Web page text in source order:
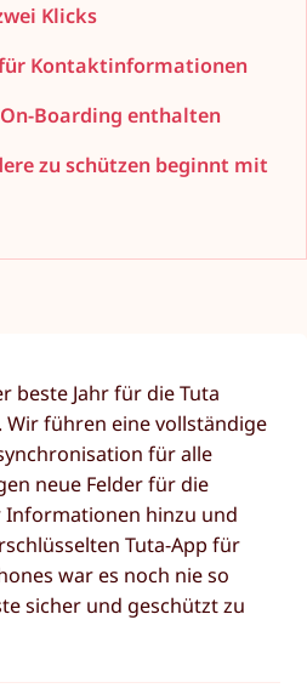
Klicks
Kontaktinformationen
Boarding enthalten
zu schützen beginnt mit
beste Jahr für die Tuta
Wir führen eine vollständige
für alle
neue Felder für die
Informationen hinzu und
Tuta-App für
war es noch nie so
sicher und geschützt zu